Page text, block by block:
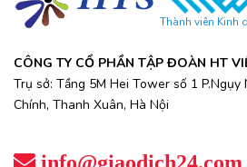
Thành viên Kinh
CÔNG TY CỔ PHẦN TẬP ĐOÀN HT
Trụ sở: Tầng 5M Hei Tower số 1 P.Ngụy
Chính, Thanh Xuân, Hà Nội
info@giaodich24.com